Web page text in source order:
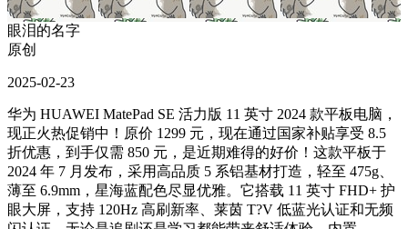
眼泪的名字
原创
2025-02-23
华为 HUAWEI MatePad SE 活力版 11 英寸 2024 款平板电脑，
现正火热促销中！原价 1299 元，现在通过国家补贴享受 8.5
折优惠，到手仅需 850 元，是近期难得的好价！这款平板于
2024 年 7 月发布，采用高品质 5 系铝基材打造，轻至 475g、
薄至 6.9mm，星海蓝配色尽显优雅。它搭载 11 英寸 FHD+ 护
眼大屏，支持 120Hz 高刷新率、莱茵 T?V 低蓝光认证和无频